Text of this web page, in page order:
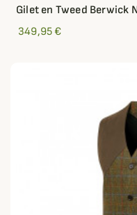
Gilet en Tweed Berwick
349,95 €